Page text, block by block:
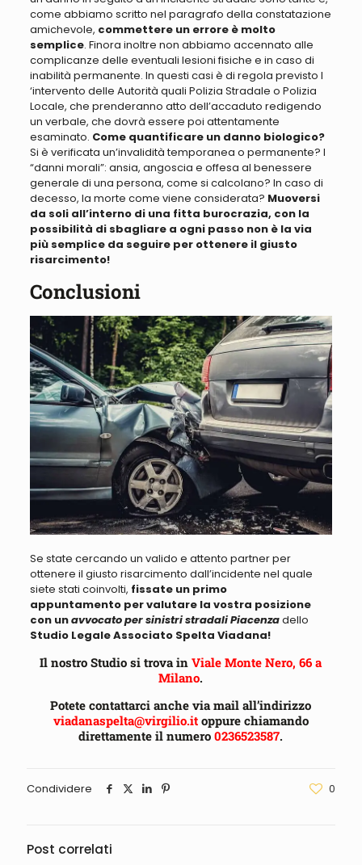
come abbiamo scritto nel paragrafo della constatazione
amichevole, commettere un errore è molto
semplice. Finora inoltre non abbiamo accennato alle
complicanze delle eventuali lesioni fisiche e in caso di
inabilità permanente. In questi casi è di regola previsto l
‘intervento delle Autorità quali Polizia Stradale o Polizia
Locale, che prenderanno atto dell’accaduto redigendo
un verbale, che dovrà essere poi attentamente
esaminato. Come quantificare un danno biologico?
Si è verificata un’invalidità temporanea o permanente? I
“danni morali”: ansia, angoscia e offesa al benessere
generale di una persona, come si calcolano? In caso di
decesso, la morte come viene considerata? Muoversi
da soliall’interno di una fitta burocrazia, con la
possibilità di sbagliare a ogni passo non è la via
più semplice da seguire per ottenere il giusto
risarcimento!
Conclusioni
Se state cercando un valido e attento partner per
ottenere il giusto risarcimento dall’incidente nel quale
siete stati coinvolti, fissate un primo
appuntamentoper valutare la vostra posizione
con unavvocato per sinistri stradali Piacenzadello
Studio Legale Associato Spelta Viadana!
Il nostro Studio si trova inViale Monte Nero, 66 a
Milano.
Potete contattarci anche via mail all’indirizzo
viadanaspelta@virgilio.it oppure chiamando
direttamente il numero0236523587.
Condividere 0
Post correlati